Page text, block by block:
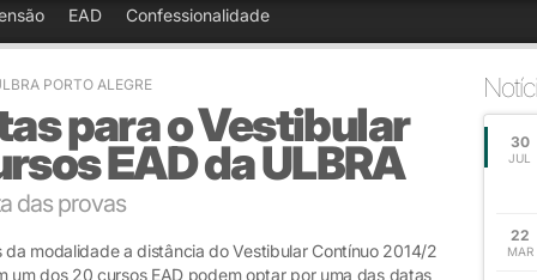
EAD Confessionalidade
PORTO ALEGRE
para o Vestibular
EAD da ULBRA
das provas
modalidade a distância do Vestibular Contínuo 2014/2
um dos 20 cursos EAD podem optar por uma das datas
30
JUL
22
MAR